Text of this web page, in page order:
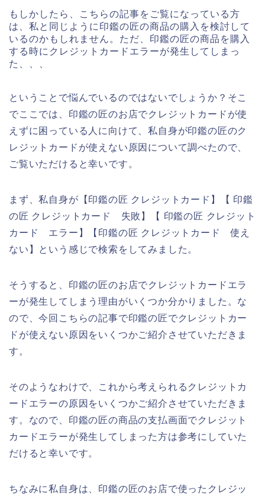
もしかしたら、こちらの記事をご覧になっている方
は、私と同じように印鑑の匠の商品の購入を検討して
いるのかもしれません。ただ、印鑑の匠の商品を購入
する時にクレジットカードエラーが発生してしまっ
た、、、
ということで悩んでいるのではないでしょうか？そこ
でここでは、印鑑の匠のお店でクレジットカードが使
えずに困っている人に向けて、私自身が印鑑の匠のク
レジットカードが使えない原因について調べたので、
ご覧いただけると幸いです。
まず、私自身が【印鑑の匠 クレジットカード】【 印鑑
の匠 クレジットカード 失敗】【 印鑑の匠 クレジット
カード エラー】【印鑑の匠 クレジットカード 使え
ない】という感じで検索をしてみました。
そうすると、印鑑の匠のお店でクレジットカードエラ
ーが発生してしまう理由がいくつか分かりました。な
ので、今回こちらの記事で印鑑の匠でクレジットカー
ドが使えない原因をいくつかご紹介させていただきま
す。
そのようなわけで、これから考えられるクレジットカ
ードエラーの原因をいくつかご紹介させていただきま
す。なので、印鑑の匠の商品の支払画面でクレジット
カードエラーが発生してしまった方は参考にしていた
だけると幸いです。
ちなみに私自身は、印鑑の匠のお店で使ったクレジッ